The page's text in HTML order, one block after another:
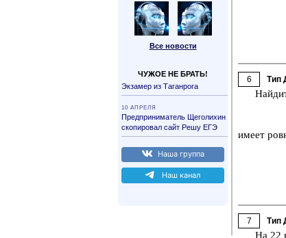
Все но­во­сти
ЧУЖОЕ НЕ БРАТЬ!
Эк­за­мер из Та­ган­ро­га
10 АП­РЕ­ЛЯ
Пред­при­ни­ма­тель Ще­го­ли­хин
ско­пи­ро­вал сайт Решу ЕГЭ
Наша груп­па
Наш канал
6 Тип
имеет
7 Тип
На 22